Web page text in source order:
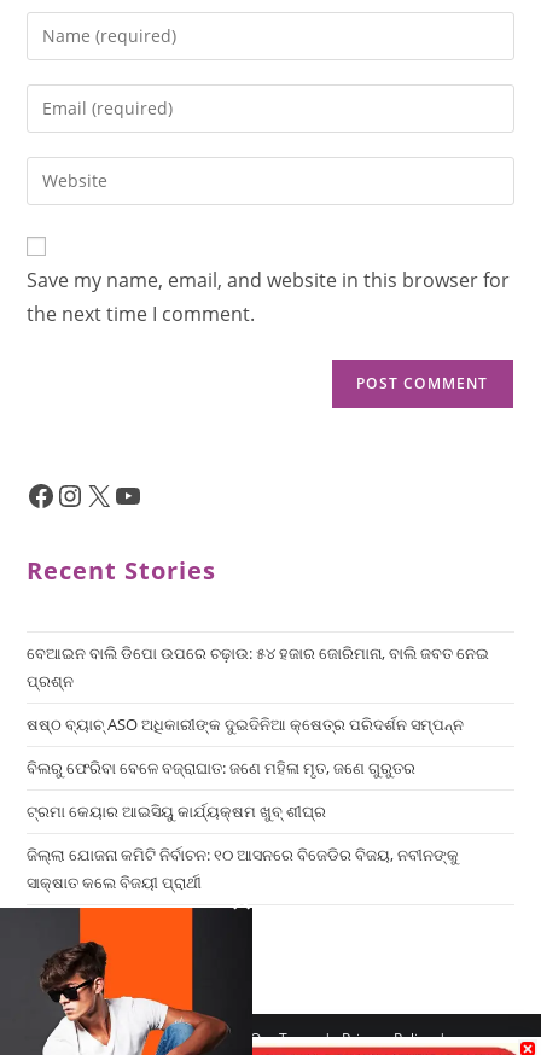
Save my name, email, and website in this browser for
the next time I comment.
Recent Stories
ବେଆଇନ ବାଲି ଡିପୋ ଉପରେ ଚଢ଼ାଉ: ୫୪ ହଜାର ଜୋରିମାନା, ବାଲି ଜବତ ନେଇ
ପ୍ରଶ୍ନ
ଷଷ୍ଠ ବ୍ୟାଚ୍‌ ASO ଅଧିକାରୀଙ୍କ ଦୁଇଦିନିଆ କ୍ଷେତ୍ର ପରିଦର୍ଶନ ସମ୍ପନ୍ନ
ବିଲରୁ ଫେରିବା ବେଳେ ବଜ୍ରାଘାତ: ଜଣେ ମହିଳା ମୃତ, ଜଣେ ଗୁରୁତର
ଟ୍ରମା କେୟାର ଆଇସିୟୁ କାର୍ଯ୍ୟକ୍ଷମ ଖୁବ୍ ଶୀଘ୍ର
ଜିଲ୍ଲା ଯୋଜନା କମିଟି ନିର୍ବାଚନ: ୧୦ ଆସନରେ ବିଜେଡିର ବିଜୟ, ନବୀନଙ୍କୁ
ସାକ୍ଷାତ କଲେ ବିଜୟୀ ପ୍ରାର୍ଥୀ
Home Contact us Our Team
Privacy Policy
×